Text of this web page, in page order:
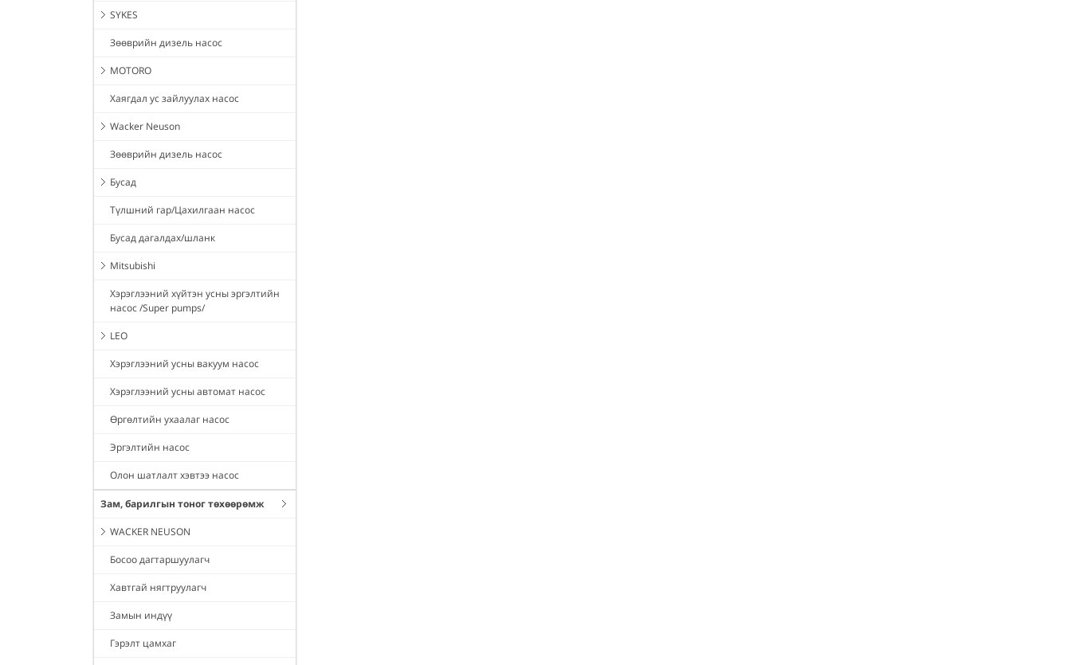
SYKES
Зөөврийн дизель насос
MOTORO
Хаягдал ус зайлуулах насос
Wacker Neuson
Зөөврийн дизель насос
Бусад
Түлшний гар/Цахилгаан насос
Бусад дагалдах/шланк
Mitsubishi
Хэрэглээний хүйтэн усны эргэлтийн
насос /Super pumps/
LEO
Хэрэглээний усны вакуум насос
Хэрэглээний усны автомат насос
Өргөлтийн ухаалаг насос
Эргэлтийн насос
Олон шатлалт хэвтээ насос
Зам, барилгын тоног төхөөрөмж
WACKER NEUSON
Босоо дагтаршуулагч
Хавтгай нягтруулагч
Замын индүү
Гэрэлт цамхаг